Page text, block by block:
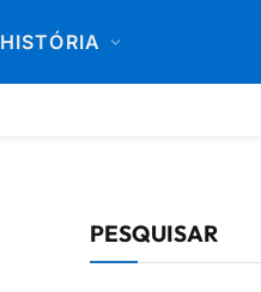
HISTÓRIA
PESQUISAR